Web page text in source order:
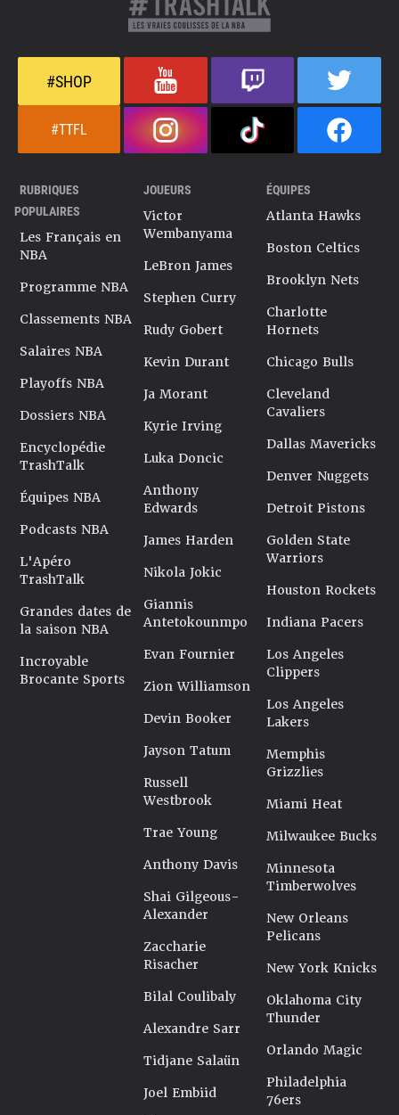
#SHOP
#TTFL
RUBRIQUES
POPULAIRES
Les Français en
NBA
Programme NBA
Classements NBA
Salaires NBA
Playoffs NBA
Dossiers NBA
Encyclopédie
TrashTalk
Équipes NBA
Podcasts NBA
L'Apéro
TrashTalk
Grandes dates de
la saison NBA
Incroyable
Brocante Sports
JOUEURS
Victor
Wembanyama
LeBron James
Stephen Curry
Rudy Gobert
Kevin Durant
Ja Morant
Kyrie Irving
Luka Doncic
Anthony
Edwards
James Harden
Nikola Jokic
Giannis
Antetokounmpo
Evan Fournier
Zion Williamson
Devin Booker
Jayson Tatum
Russell
Westbrook
Trae Young
Anthony Davis
Shai Gilgeous-
Alexander
Zaccharie
Risacher
Bilal Coulibaly
Alexandre Sarr
Tidjane Salaün
Joel Embiid
ÉQUIPES
Atlanta Hawks
Boston Celtics
Brooklyn Nets
Charlotte
Hornets
Chicago Bulls
Cleveland
Cavaliers
Dallas Mavericks
Denver Nuggets
Detroit Pistons
Golden State
Warriors
Houston Rockets
Indiana Pacers
Los Angeles
Clippers
Los Angeles
Lakers
Memphis
Grizzlies
Miami Heat
Milwaukee Bucks
Minnesota
Timberwolves
New Orleans
Pelicans
New York Knicks
Oklahoma City
Thunder
Orlando Magic
Philadelphia
76ers